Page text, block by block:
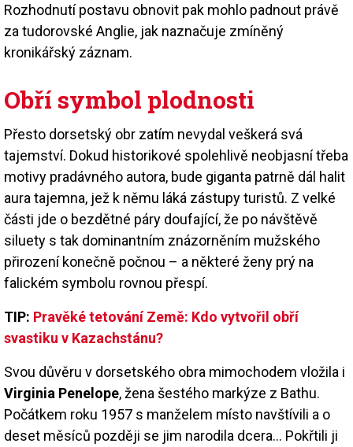
Rozhodnutí postavu obnovit pak mohlo padnout právě
za tudorovské Anglie, jak naznačuje zmíněný
kronikářský záznam.
Obří symbol plodnosti
Přesto dorsetský obr zatím nevydal veškerá svá
tajemství. Dokud historikové spolehlivě neobjasní třeba
motivy pradávného autora, bude giganta patrně dál halit
aura tajemna, jež k němu láká zástupy turistů. Z velké
části jde o bezdětné páry doufající, že po návštěvě
siluety s tak dominantním znázorněním mužského
přirození konečně počnou – a některé ženy prý na
falickém symbolu rovnou přespí.
TIP: Pravěké tetování Země: Kdo vytvořil obří
svastiku v Kazachstánu?
Svou důvěru v dorsetského obra mimochodem vložila i
Virginia Penelope, žena šestého markýze z Bathu.
Počátkem roku 1957 s manželem místo navštívili a o
deset měsíců později se jim narodila dcera… Pokřtili ji